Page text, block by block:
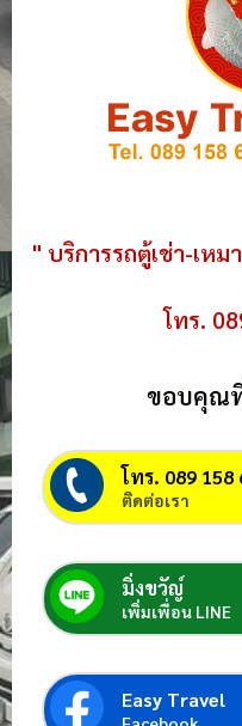
" บริการรถตู้เช่า-เห
โทร.
ขอบคุณ
โทร. 089 158
ติดต่อเรา
มิ่งขวัญ์
เพิ่มเพื่อน LINE
Easy Travel